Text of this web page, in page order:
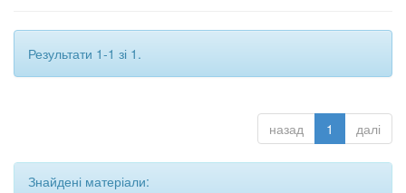
Результати 1-1 зі 1.
назад 1 далі
Знайдені матеріали: